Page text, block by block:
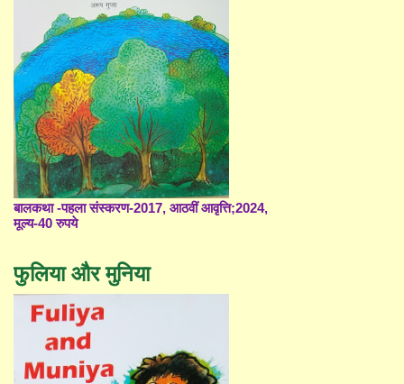
बालकथा -पहला संस्करण-2017, आठवीं आवृत्ति;2024,
मूल्य-40 रुपये
फुलिया और मुनिया